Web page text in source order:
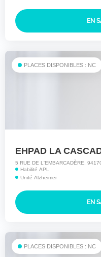
EN
PLACES DISPONIBLES : NC
EHPAD LA
5 RUE DE L'EMBARCADÈRE,
Habilité APL
Unité Alzheimer
EN
PLACES DISPONIBLES : NC